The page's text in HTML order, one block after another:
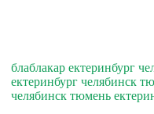
блаблакар ектеринбург
ектеринбург челябинск
челябинск тюмень